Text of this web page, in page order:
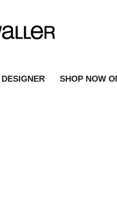
DESIGNER SHOP NOW